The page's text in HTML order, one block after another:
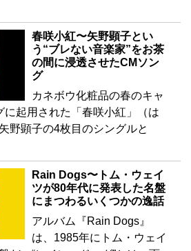
春咲小紅〜矢野顕子とい
う“ブレない音楽家”をお茶
の間に浸透させたCMソン
グ
カネボウ化粧品の春のキャ
に起用された「春咲小紅」（は
野顕子の4枚目のシングルと
Rain Dogs〜トム・ウェイ
ツが80年代に発表した名盤
にまつわるいくつかの逸話
アルバム『Rain Dogs』
は、1985年にトム・ウェイ